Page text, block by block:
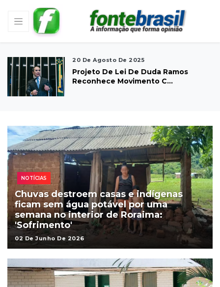
20 De Agosto De 2025
Projeto De Lei De Duda Ramos
Reconhece Movimento C...
NOTÍCIAS
Chuvas destroem casas e indígenas
ficam sem água potável por uma
semana no interior de Roraima:
'Sofrimento'
02 De Junho De 2026